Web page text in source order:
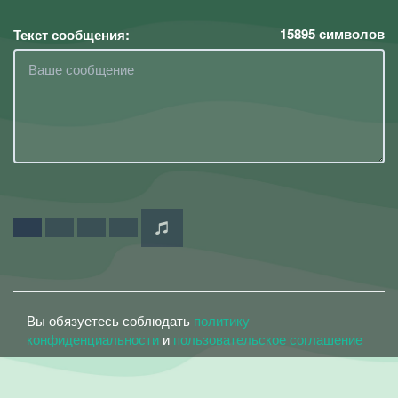
Текст сообщения: 15895символов
Вы обязуетесь соблюдать политику
конфиденциальности и пользовательское соглашение